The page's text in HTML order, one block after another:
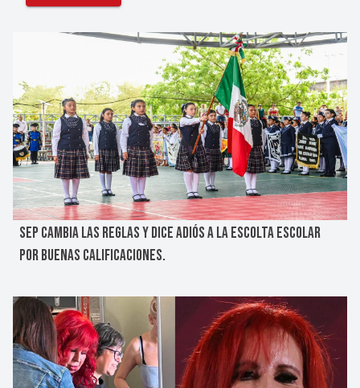
SEP CAMBIA LAS REGLAS Y DICE ADIÓS A LA ESCOLTA ESCOLAR
POR BUENAS CALIFICACIONES.